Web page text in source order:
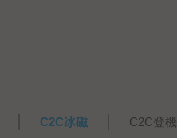
C2C冰磁 C2C登機